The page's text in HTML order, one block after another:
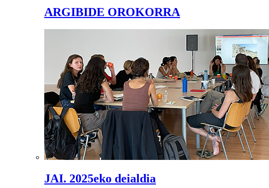
ARGIBIDE OROKORRA
JAI. 2025eko deialdia